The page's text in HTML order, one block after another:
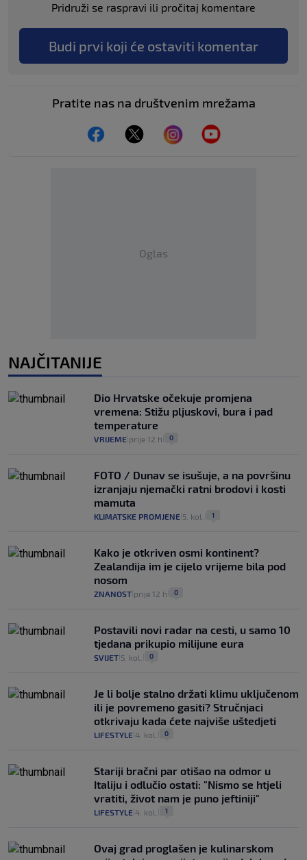
Pridruži se raspravi ili pročitaj komentare
Budi prvi koji će ostaviti komentar
Pratite nas na društvenim mrežama
Oglas
NAJČITANIJE
Dio Hrvatske očekuje promjena
vremena: Stižu pljuskovi, bura i pad
temperature
VRIJEME prije 12 h 0
FOTO / Dunav se isušuje, a na površinu
izranjaju njemački ratni brodovi i kosti
mamuta
KLIMATSKE PROMJENE 5. kol. 1
Kako je otkriven osmi kontinent?
Zealandija im je cijelo vrijeme bila pod
nosom
ZNANOST prije 12 h 0
Postavili novi radar na cesti, u samo 10
tjedana prikupio milijune eura
SVIJET 5. kol. 0
Je li bolje stalno držati klimu uključenom
ili je povremeno gasiti? Stručnjaci
otkrivaju kada ćete najviše uštedjeti
LIFESTYLE 4. kol. 0
Stariji bračni par otišao na odmor u
Italiju i odlučio ostati: "Nismo se htjeli
vratiti, život nam je puno jeftiniji"
LIFESTYLE 4. kol. 1
Ovaj grad proglašen je kulinarskom